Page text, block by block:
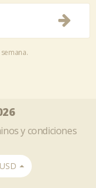
y condiciones
USD